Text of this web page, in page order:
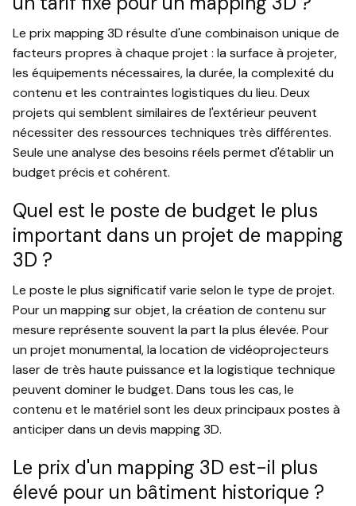
Le prix mapping 3D résulte d'une combinaison unique de
facteurs propres à chaque projet : la surface à projeter,
les équipements nécessaires, la durée, la complexité du
contenu et les contraintes logistiques du lieu. Deux
projets qui semblent similaires de l'extérieur peuvent
nécessiter des ressources techniques très différentes.
Seule une analyse des besoins réels permet d'établir un
budget précis et cohérent.
Quel est le poste de budget le plus
important dans un projet de mapping
3D ?
Le poste le plus significatif varie selon le type de projet.
Pour un mapping sur objet, la création de contenu sur
mesure représente souvent la part la plus élevée. Pour
un projet monumental, la location de vidéoprojecteurs
laser de très haute puissance et la logistique technique
peuvent dominer le budget. Dans tous les cas, le
contenu et le matériel sont les deux principaux postes à
anticiper dans un devis mapping 3D.
Le prix d'un mapping 3D est-il plus
élevé pour un bâtiment historique ?